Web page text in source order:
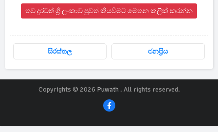
තව දුරටත් ශ්‍රී ලංකාව පුවත් කියවීමට මෙතන ක්ලික් කරන්න
සිරස්තල ජනප්‍රිය
Copyrights © 2026 Puwath. All rights reserved.